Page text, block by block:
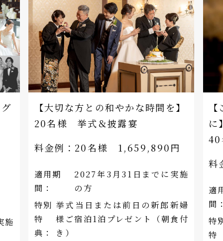
施
【大切な方との和やかな時間を】
20名様 挙式＆披露宴
料金例： 20名様 1,659,890円
適用期
間：
2027年3月31日までに実施
の方
特別
特
典：
挙式当日または前日の新郎新婦
様ご宿泊1泊プレゼント（朝食付
き）
に
料
適
間
特
特